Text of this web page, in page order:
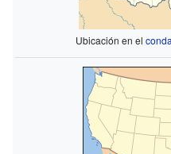
Ubicación en el